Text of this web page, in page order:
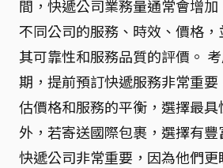
間，快遞公司業務量通常會增
不同公司的服務、時效、價格
其可靠性和服務品質的評價。
期，提前預訂快遞服務非常重
估價格和服務的平衡，選擇最
外，若寄送國際包裹，選擇有
快遞公司非常重要，因為他們